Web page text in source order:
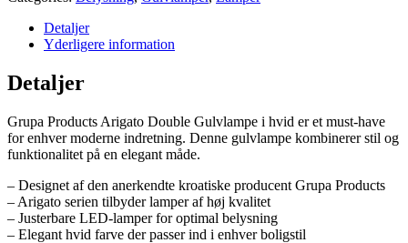
Detaljer
Yderligere information
Detaljer
Grupa Products Arigato Double Gulvlampe i hvid er et must-have
for enhver moderne indretning. Denne gulvlampe kombinerer stil og
funktionalitet på en elegant måde.
– Designet af den anerkendte kroatiske producent Grupa Products
– Arigato serien tilbyder lamper af høj kvalitet
– Justerbare LED-lamper for optimal belysning
– Elegant hvid farve der passer ind i enhver boligstil